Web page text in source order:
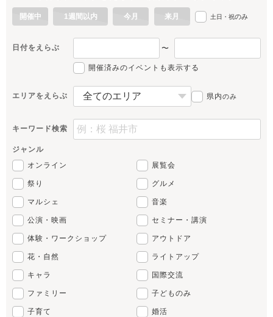
開催中 1週間以内 今月 来月 土日・祝のみ
日付をえらぶ 〜
開催済みのイベントも表示する
エリアをえらぶ 県内のみ
キーワード検索
ジャンル
オンライン
展覧会
祭り グルメ
マルシェ 音楽
公演・映画 セミナー・講演
体験・ワークショップ アウトドア
花・自然 ライトアップ
キャラ 国際交流
ファミリー 子どものみ
子育て 婚活